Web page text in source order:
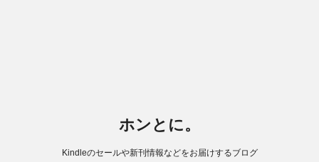
ホンとに。
Kindleのセールや新刊情報などをお届けするブログ